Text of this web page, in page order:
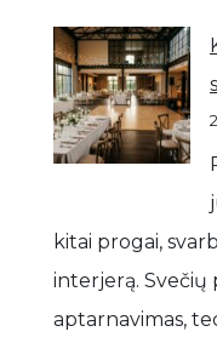
kitai progai,
interjerą. Svečių
aptarnavimas,